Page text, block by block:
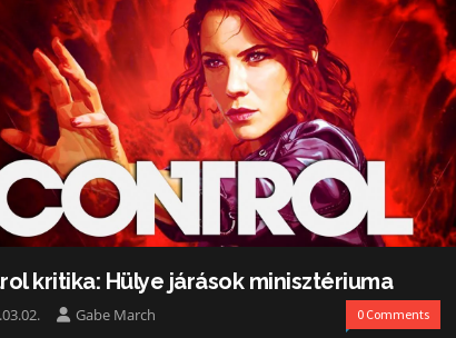
kritika: Hülye járások minisztériuma
Gabe March 0 Comments